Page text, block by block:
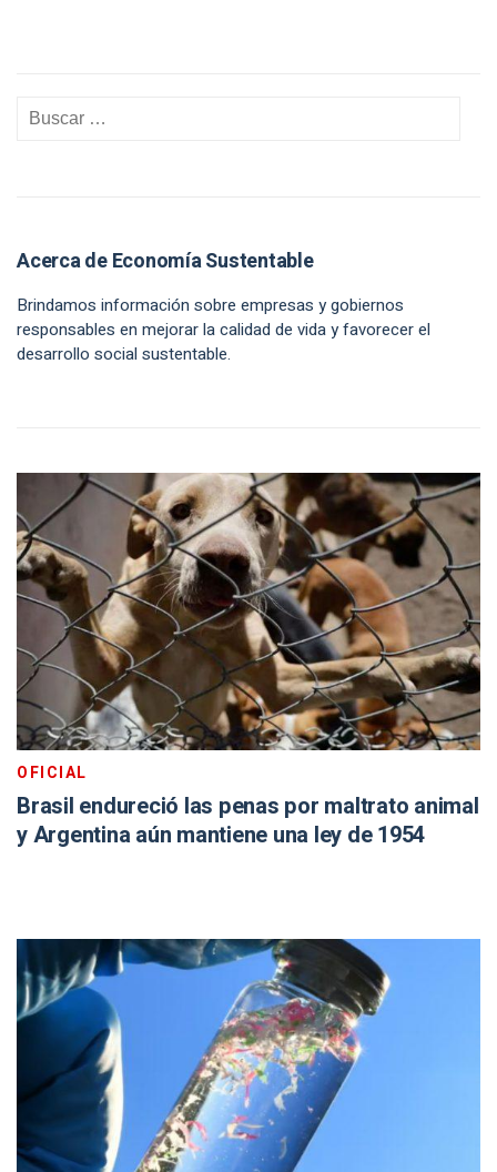
Acerca de Economía Sustentable
Brindamos información sobre empresas y gobiernos
responsables en mejorar la calidad de vida y favorecer el
desarrollo social sustentable.
OFICIAL
Brasil endureció las penas por maltrato animal
y Argentina aún mantiene una ley de 1954